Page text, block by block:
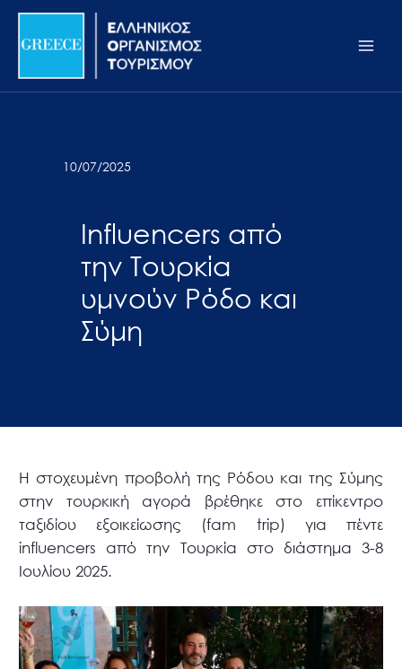
Σημείωση:
ιστότοπος
προσβασιμότητας.
Μετάβαση
περιεχόμενο
10/07/2025
Influencers από
την Τουρκία
υμνούν Ρόδο και
Σύμη
Η στοχευμένη προβολή της Ρόδου και της Σύμης
στην τουρκική αγορά βρέθηκε στο επίκεντρο
ταξιδίου εξοικείωσης (fam trip) για πέντε
influencers από την Τουρκία στο διάστημα 3-8
Ιουλίου 2025.